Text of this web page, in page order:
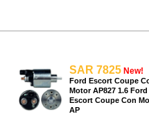
SAR 7825 New!
Ford Escort Coupe
Motor AP827 1.6 Ford
Escort Coupe Con
AP